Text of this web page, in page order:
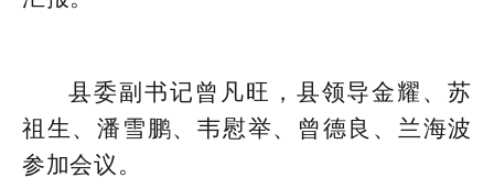
县委副书记曾凡旺，县领导金耀、苏
祖生、潘雪鹏、韦慰举、曾德良、兰海波
参加会议。